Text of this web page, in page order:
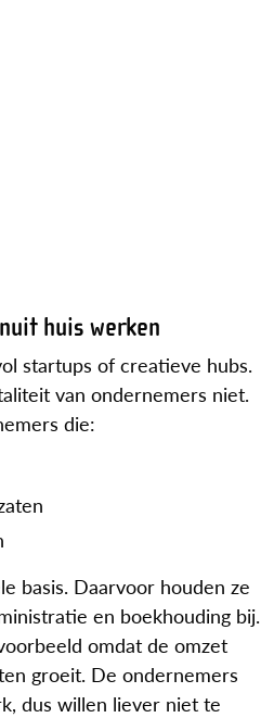
huis werken
startups of creatieve hubs.
van ondernemers niet.
die:
basis. Daarvoor houden ze
en boekhouding bij.
omdat de omzet
groeit. De ondernemers
dus willen liever niet te